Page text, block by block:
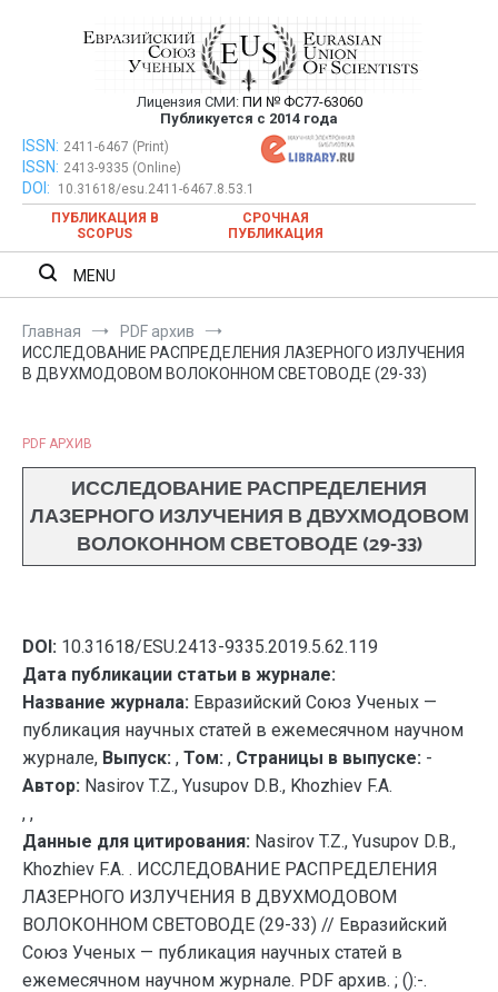
Евразийский Союз Ученых —
публикация научных статей в
ежемесячном научном журнале
Лицензия СМИ: ПИ № ФС77-63060
Публикуется с 2014 года
Евразийский Союз Ученых — публикация научных статей в
ежемесячном научном журнале
ISSN: 2411-6467 (Print)
ISSN: 2413-9335 (Online)
DOI:
10.31618/esu.2411-6467.8.53.1
ПУБЛИКАЦИЯ В
SCOPUS
СРОЧНАЯ
ПУБЛИКАЦИЯ
MENU
Главная
PDF архив
ИССЛЕДОВАНИЕ РАСПРЕДЕЛЕНИЯ ЛАЗЕРНОГО ИЗЛУЧЕНИЯ
В ДВУХМОДОВОМ ВОЛОКОННОМ СВЕТОВОДЕ (29-33)
PDF АРХИВ
ИССЛЕДОВАНИЕ РАСПРЕДЕЛЕНИЯ
ЛАЗЕРНОГО ИЗЛУЧЕНИЯ В ДВУХМОДОВОМ
ВОЛОКОННОМ СВЕТОВОДЕ (29-33)
DOI: 10.31618/ESU.2413-9335.2019.5.62.119
Дата публикации статьи в журнале:
Название журнала: Евразийский Союз Ученых —
публикация научных статей в ежемесячном научном
журнале, Выпуск: , Том: , Страницы в выпуске: -
Автор: Nasirov T.Z., Yusupov D.B., Khozhiev F.A.
, ,
Данные для цитирования: Nasirov T.Z., Yusupov D.B.,
Khozhiev F.A. . ИССЛЕДОВАНИЕ РАСПРЕДЕЛЕНИЯ
ЛАЗЕРНОГО ИЗЛУЧЕНИЯ В ДВУХМОДОВОМ
ВОЛОКОННОМ СВЕТОВОДЕ (29-33) // Евразийский
Союз Ученых — публикация научных статей в
ежемесячном научном журнале. PDF архив. ; ():-.